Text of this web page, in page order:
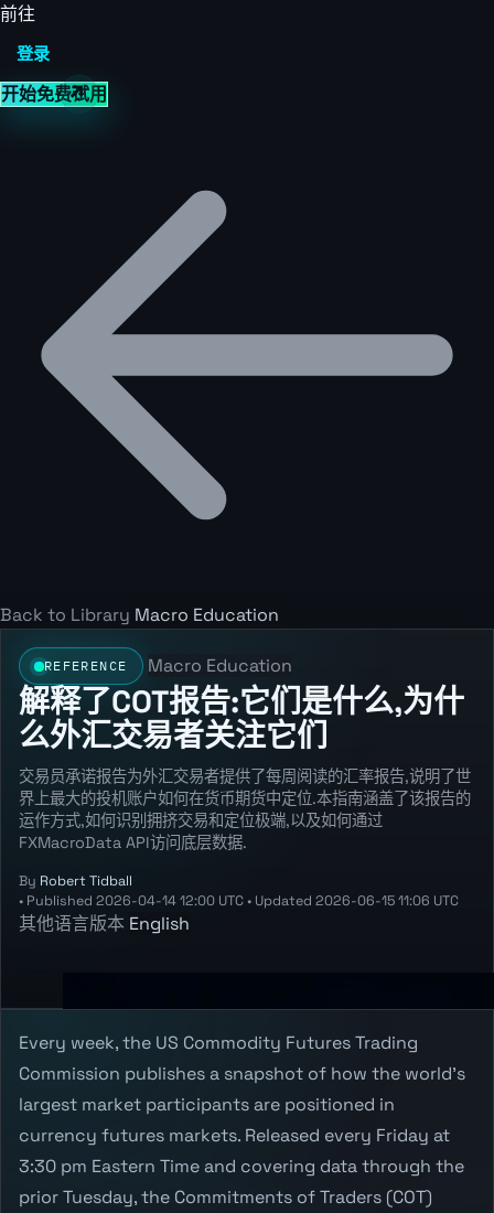
前往
登录
开始免费试用
Back to Library Macro Education
REFERENCE Macro Education
解释了COT报告:它们是什么,为什
么外汇交易者关注它们
交易员承诺报告为外汇交易者提供了每周阅读的汇率报告,说明了世
界上最大的投机账户如何在货币期货中定位.本指南涵盖了该报告的
运作方式,如何识别拥挤交易和定位极端,以及如何通过
FXMacroData API访问底层数据.
By Robert Tidball
• Published 2026-04-14 12:00 UTC • Updated 2026-06-15 11:06 UTC
其他语言版本 English
Every week, the US Commodity Futures Trading
Commission publishes a snapshot of how the world's
largest market participants are positioned in
currency futures markets. Released every Friday at
3:30 pm Eastern Time and covering data through the
prior Tuesday, the Commitments of Traders (COT)